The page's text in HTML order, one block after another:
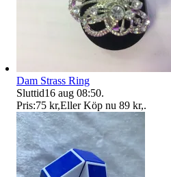
Dam Strass Ring
Sluttid16 aug 08:50.
Pris:75 kr,Eller Köp nu 89 kr,.